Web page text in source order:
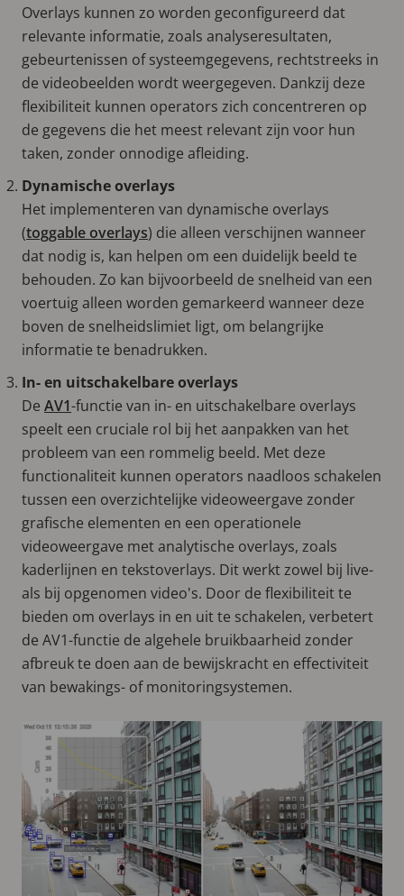
Overlays kunnen zo worden geconfigureerd dat
relevante informatie, zoals analyseresultaten,
gebeurtenissen of systeemgegevens, rechtstreeks in
de videobeelden wordt weergegeven. Dankzij deze
flexibiliteit kunnen operators zich concentreren op
de gegevens die het meest relevant zijn voor hun
taken, zonder onnodige afleiding.
Dynamische overlays
Het implementeren van dynamische overlays
(toggable overlays) die alleen verschijnen wanneer
dat nodig is, kan helpen om een duidelijk beeld te
behouden. Zo kan bijvoorbeeld de snelheid van een
voertuig alleen worden gemarkeerd wanneer deze
boven de snelheidslimiet ligt, om belangrijke
informatie te benadrukken.
In- en uitschakelbare overlays
De AV1-functie van in- en uitschakelbare overlays
speelt een cruciale rol bij het aanpakken van het
probleem van een rommelig beeld. Met deze
functionaliteit kunnen operators naadloos schakelen
tussen een overzichtelijke videoweergave zonder
grafische elementen en een operationele
videoweergave met analytische overlays, zoals
kaderlijnen en tekstoverlays. Dit werkt zowel bij live-
als bij opgenomen video's. Door de flexibiliteit te
bieden om overlays in en uit te schakelen, verbetert
de AV1-functie de algehele bruikbaarheid zonder
afbreuk te doen aan de bewijskracht en effectiviteit
van bewakings- of monitoringsystemen.